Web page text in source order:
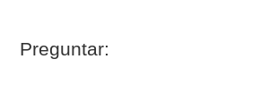
Preguntar: